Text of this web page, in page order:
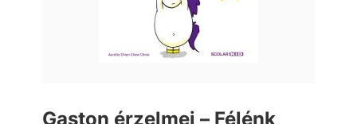
Gaston érzelmei – Félénk